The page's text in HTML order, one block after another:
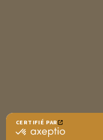
CERTIFIÉ PAR
certifié